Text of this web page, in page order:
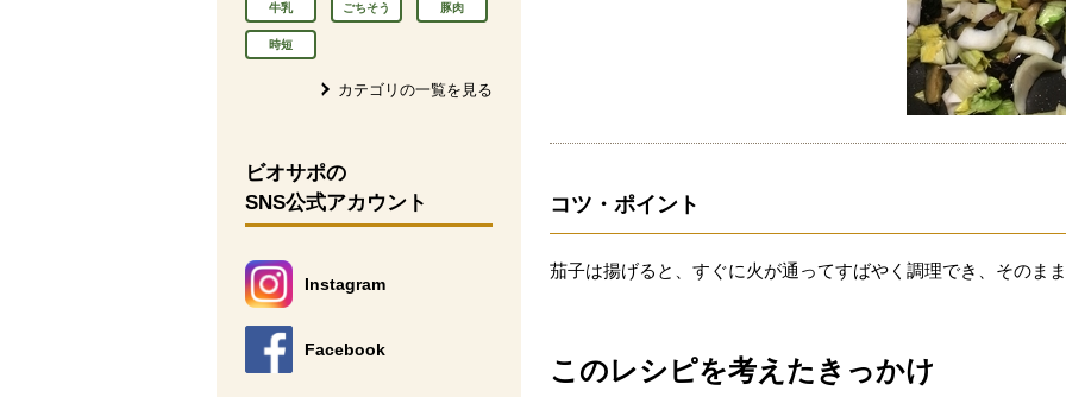
牛乳 ごちそう 豚肉
時短
カテゴリの一覧を見る
ビオサポの
SNS公式アカウント
Instagram
別のウィンドウで開きます。
Facebook
別のウィンドウで開きます。
コツ・ポイント
茄子は揚げると、すぐに火が通ってすばやく調理でき、そのま
このレシピを考えたきっかけ